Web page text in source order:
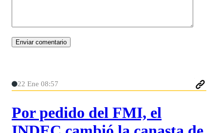
22 Ene 08:57
Por pedido del FMI, el